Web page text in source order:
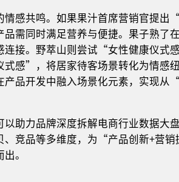
情感共鸣。如果果汁首席营销官提
需同时满足营养与便捷。果子熟了
连接。野萃山则尝试“女性健康仪式
感”，将居家待客场景转化为情感
产品开发中融入场景化元素，实现
助力品牌深度拆解电商行业数据大
、竞品等多维度，为“产品创新+营
。